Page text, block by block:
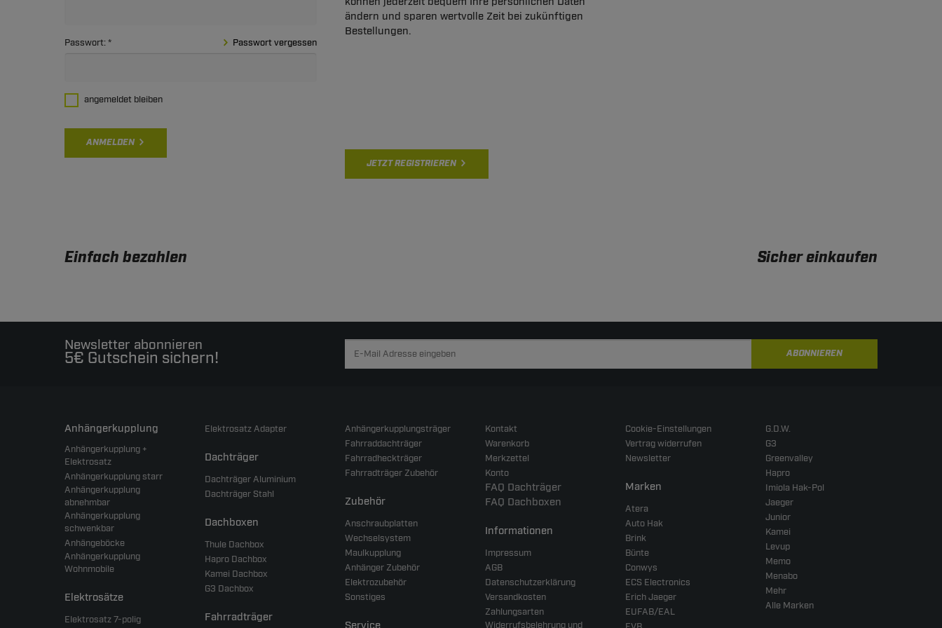
Passwort: Passwort vergessen
angemeldet bleiben
ANMELDEN
ändern und sparen wertvolle Zeit bei zukünftigen
Bestellungen.
JETZT REGISTRIEREN
Einfach bezahlen Sicher einkaufen
Newsletter abonnieren
5€ Gutschein sichern! ABONNIEREN
Anhängerkupplung
Anhängerkupplung +
Elektrosatz
Anhängerkupplung starr
Anhängerkupplung
abnehmbar
Anhängerkupplung
schwenkbar
Anhängeböcke
Anhängerkupplung
Wohnmobile
Elektrosätze
Elektrosatz 7-polig
Elektrosatz Adapter
Dachträger
Dachträger Aluminium
Dachträger Stahl
Dachboxen
Thule Dachbox
Hapro Dachbox
Kamei Dachbox
G3 Dachbox
Fahrradträger
Anhängerkupplungsträger
Fahrraddachträger
Fahrradheckträger
Fahrradträger Zubehör
Zubehör
Anschraubplatten
Wechselsystem
Maulkupplung
Anhänger Zubehör
Elektrozubehör
Sonstiges
Kontakt
Warenkorb
Merkzettel
Konto
FAQ Dachträger
FAQ Dachboxen
Informationen
Impressum
AGB
Datenschutzerklärung
Versandkosten
Zahlungsarten
Widerrufsbelehrung und
Cookie-Einstellungen
Vertrag widerrufen
Newsletter
Marken
Atera
Auto Hak
Brink
Bünte
Conwys
ECS Electronics
Erich Jaeger
EUFAB/EAL
G.D.W.
G3
Greenvalley
Hapro
Imiola Hak-Pol
Jaeger
Junior
Kamei
Levup
Memo
Menabo
Mehr
Alle Marken